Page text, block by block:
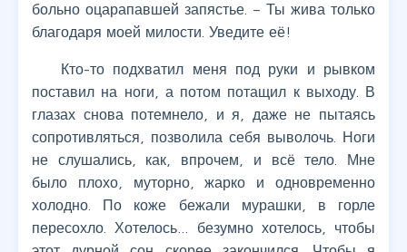
больно оцарапавшей запястье. – Ты жива только
благодаря моей милости. Уведите её!
Кто-то подхватил меня под руки и рывком
поставил на ноги, а потом потащил к выходу. В
глазах снова потемнело, и я, даже не пытаясь
сопротивляться, позволила себя выволочь. Ноги
не слушались, как, впрочем, и всё тело. Мне
было плохо, муторно, жарко и одновременно
холодно. По коже бежали мурашки, в горле
пересохло. Хотелось… безумно хотелось, чтобы